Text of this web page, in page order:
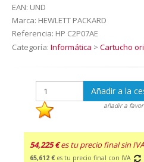
EAN: UND
Marca: HEWLETT PACKARD
Referencia: HP C2P07AE
Categoría: Informática > Cartucho
Añadir a la
añadir a
54,225 € es tu precio final sin IVA
65,612 € es tu precio final con IVA